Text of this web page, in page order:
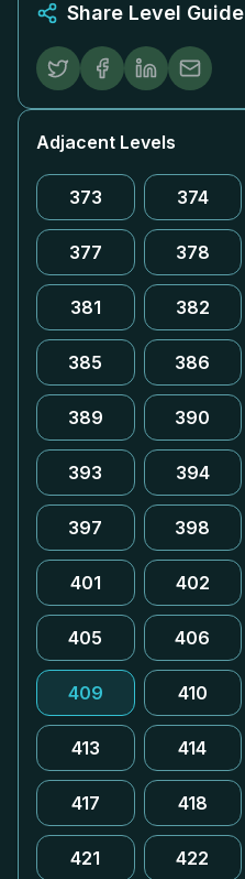
Share Level Guide
Adjacent Levels
373 374
377 378
381 382
385 386
389 390
393 394
397 398
401 402
405 406
409 410
413 414
417 418
421 422